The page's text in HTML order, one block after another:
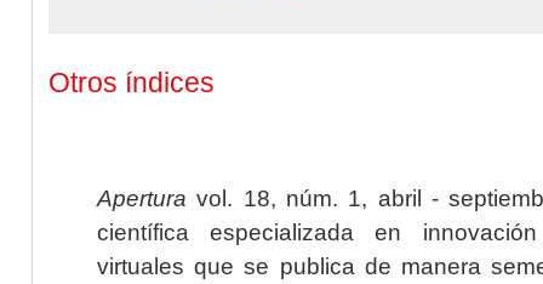
Otros índices
Apertura vol. 18, núm. 1, abril -
científica especializada en
virtuales que se publica de manera